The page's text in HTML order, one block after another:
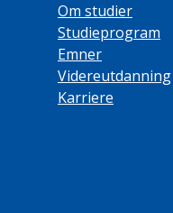
Om studier
Studieprogram
Emner
Videreutdanning
Karriere